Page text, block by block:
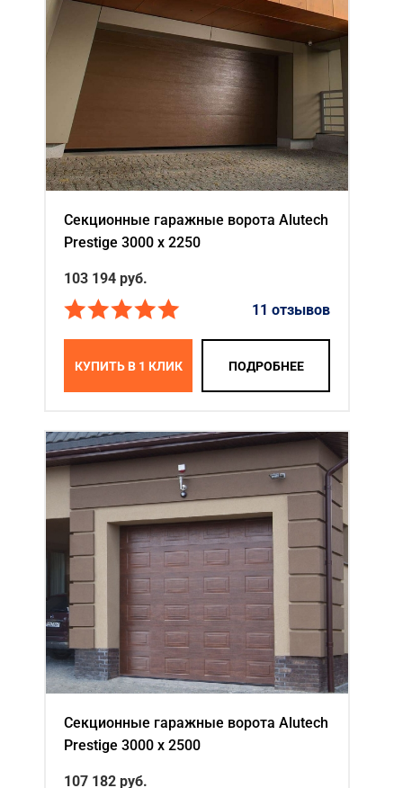
Секционные гаражные ворота Alutech
Prestige 3000 х 2250
103 194 руб.
11 отзывов
КУПИТЬ В 1 КЛИК ПОДРОБНЕЕ
Секционные гаражные ворота Alutech
Prestige 3000 х 2500
107 182 руб.